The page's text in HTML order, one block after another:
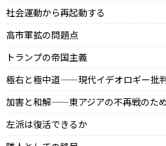
社会運動から再起動する
高市軍拡の問題点
トランプの帝国主義
極右と極中道——現代イデオロギー批
加害と和解——東アジアの不再戦のた
左派は復活できるか